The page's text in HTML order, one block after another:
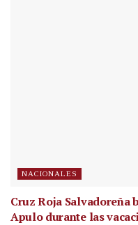
NACIONALES
Cruz Roja Salvadoreña
Apulo durante las